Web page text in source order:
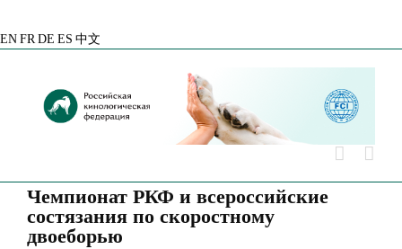
EN FR DE ES 中文
Чемпионат РКФ и всероссийские
состязания по скоростному
двоеборью